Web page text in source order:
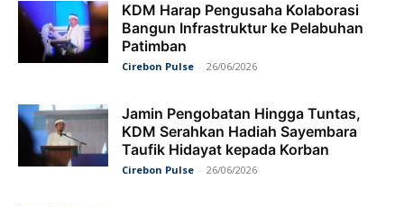
KDM Harap Pengusaha Kolaborasi
Bangun Infrastruktur ke Pelabuhan
Patimban
Cirebon Pulse - 26/06/2026
Jamin Pengobatan Hingga Tuntas,
KDM Serahkan Hadiah Sayembara
Taufik Hidayat kepada Korban
Cirebon Pulse - 26/06/2026